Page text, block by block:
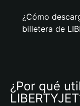
¿Cómo
billetera de
¿Por qué